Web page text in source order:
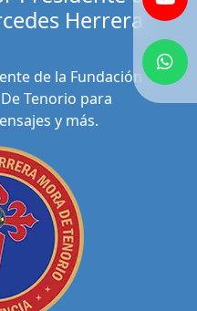
Herrera
de la Fundación
Tenorio para
y más.